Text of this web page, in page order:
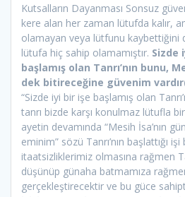
Kutsalların Dayanması Sonsuz
kere alan her zaman lütufda kalır,
olamayan veya lütfunu kaybettiğini
lütufa hiç sahip olamamıştır. Sizde
başlamış olan Tanrı’nın bunu,
dek bitireceğine güvenim
“Sizde iyi bir işe başlamış olan
tanrı bizde karşı konulmaz lütufla
ayetin devamında “Mesih İsa’nın
eminim” sözü Tanrı’nın başlattığı
itaatsizliklerimiz olmasına rağmen
düşünüp günaha batmamıza
gerçekleştirecektir ve bu güce